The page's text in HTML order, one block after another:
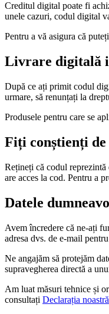
Creditul digital poate fi
unele cazuri, codul digital
Pentru a vă asigura că
Livrare digitală
După ce ați primit codul
urmare, să renunțați la
Produsele pentru care se
Fiți conștienți de
Rețineți că codul
are acces la cod. Pentru a
Datele
Avem încredere că ne-ați
adresa dvs. de e-mail
Ne angajăm să protejăm
supravegherea directă a
Am luat măsuri tehnice și
consultați Declarația